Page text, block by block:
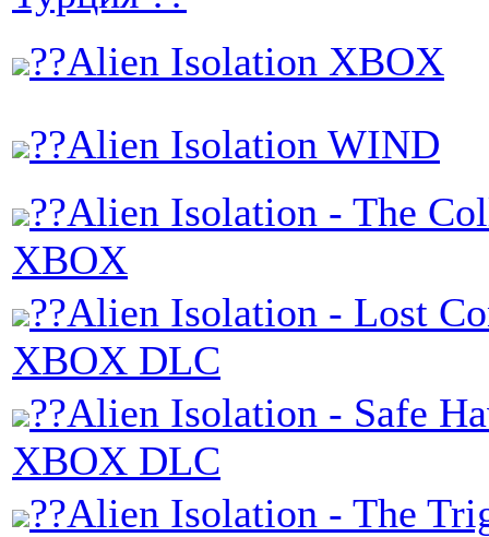
??Alien Isolation XBOX
??Alien Isolation WIND
??Alien Isolation - The
XBOX
??Alien Isolation - Lost
XBOX DLC
??Alien Isolation - Safe
XBOX DLC
??Alien Isolation - The